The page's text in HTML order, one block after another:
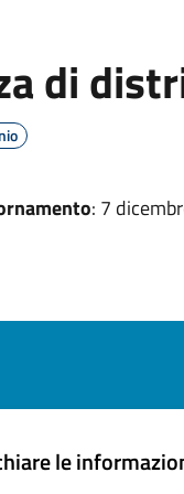
di
: 7
le